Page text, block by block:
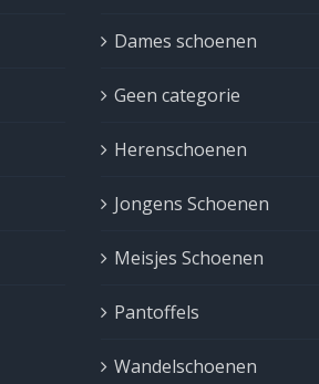
Dames schoenen
Geen categorie
Herenschoenen
Jongens Schoenen
Meisjes Schoenen
Pantoffels
Wandelschoenen